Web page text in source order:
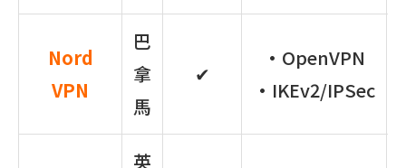
Nord
VPN
巴
拿
馬
✔
•OpenVPN
•IKEv2/IPSec
英